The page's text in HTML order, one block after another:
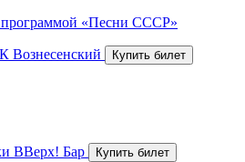
«Песни СССР»
Вознесенский
ВВерх! Бар